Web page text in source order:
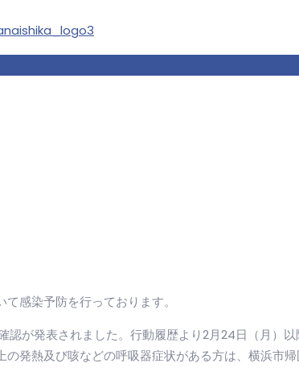
感染予防を行っております。
が発表されました。行動履歴より2月24日（月）
発熱及び咳などの呼吸器症状がある方は、横浜市